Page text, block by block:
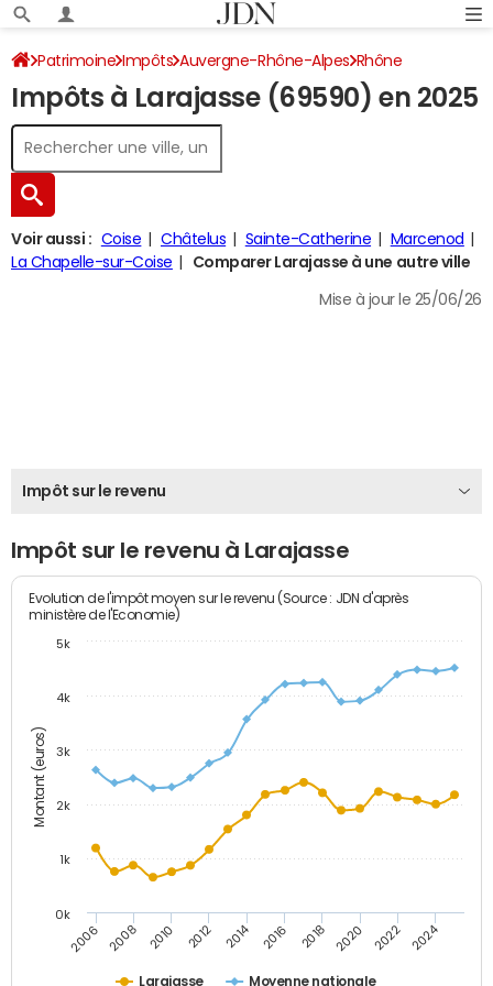
Patrimoine Impôts Auvergne-Rhône-Alpes Rhône
Larajasse Impôt sur le revenu
Impôts à Larajasse (69590) en 2025
Voir aussi : Coise Châtelus Sainte-Catherine
Marcenod
La Chapelle-sur-Coise
Comparer Larajasse à une autre ville
Mise à jour le 25/06/26
Impôt sur le revenu
Impôt sur le revenu à Larajasse
Montant (euros)
Evolution de l'impôt moyen sur le revenu (Source : JDN d'après
ministère de l'Economie)
Larajasse Moyenne nationale
2006 2008 2010 2012 2014 2016 2018 2020 2022 2024
0k
1k
2k
3k
4k
5k